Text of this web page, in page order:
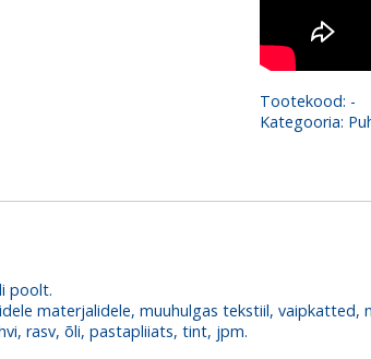
Tootekood: -
Kategooria:
poolt.
materjalidele, muuhulgas tekstiil, vaipkatted,
rasv, õli, pastapliiats, tint, jpm.